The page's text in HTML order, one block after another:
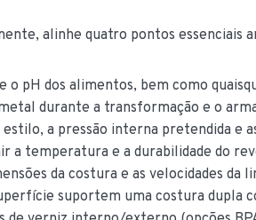
alinhe quatro pontos essenciais
o pH dos alimentos, bem como
durante a transformação e o
a pressão interna pretendida e
a temperatura e a durabilidade do
da costura e as velocidades da
suportem uma costura dupla